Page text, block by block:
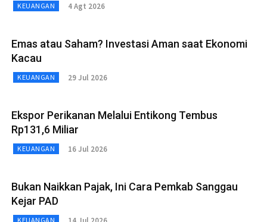
KEUANGAN 4 Agt 2026
Emas atau Saham? Investasi Aman saat Ekonomi
Kacau
KEUANGAN 29 Jul 2026
Ekspor Perikanan Melalui Entikong Tembus
Rp131,6 Miliar
KEUANGAN 16 Jul 2026
Bukan Naikkan Pajak, Ini Cara Pemkab Sanggau
Kejar PAD
KEUANGAN